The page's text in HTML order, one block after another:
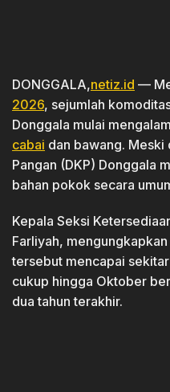
DONGGALA,netiz.id —
2026, sejumlah
Donggala mulai
cabai dan bawang. Meski
Pangan (DKP) Donggala
bahan pokok secara
Kepala Seksi
Farliyah,
tersebut mencapai
cukup hingga Oktober
dua tahun terakhir.